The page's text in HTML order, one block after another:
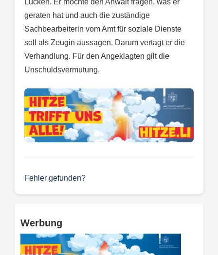
geraten hat und auch die zuständige
Sachbearbeiterin vom Amt für soziale Dienste
soll als Zeugin aussagen. Darum vertagt er die
Verhandlung. Für den Angeklagten gilt die
Unschuldsvermutung.
Fehler gefunden?
Werbung